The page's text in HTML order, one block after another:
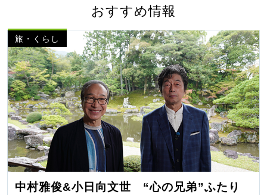
おすすめ情報
旅・くらし
中村雅俊&小日向文世 “心の兄弟”ふたり